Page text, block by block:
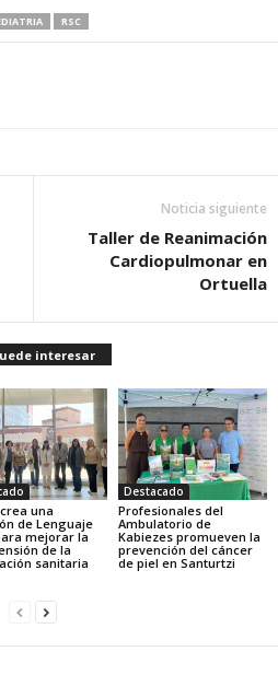
RSC
Noticia siguiente
Taller de Reanimación
Cardiopulmonar en
Ortuella
interesar
una
de Lenguaje
mejorar la
de la
sanitaria
Destacado
Profesionales del
Ambulatorio de
Kabiezes promueven la
prevención del cáncer
de piel en Santurtzi